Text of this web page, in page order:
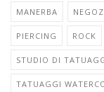
MANERBA
PIERCING ROCK
STUDIO DI
TATUAGGI